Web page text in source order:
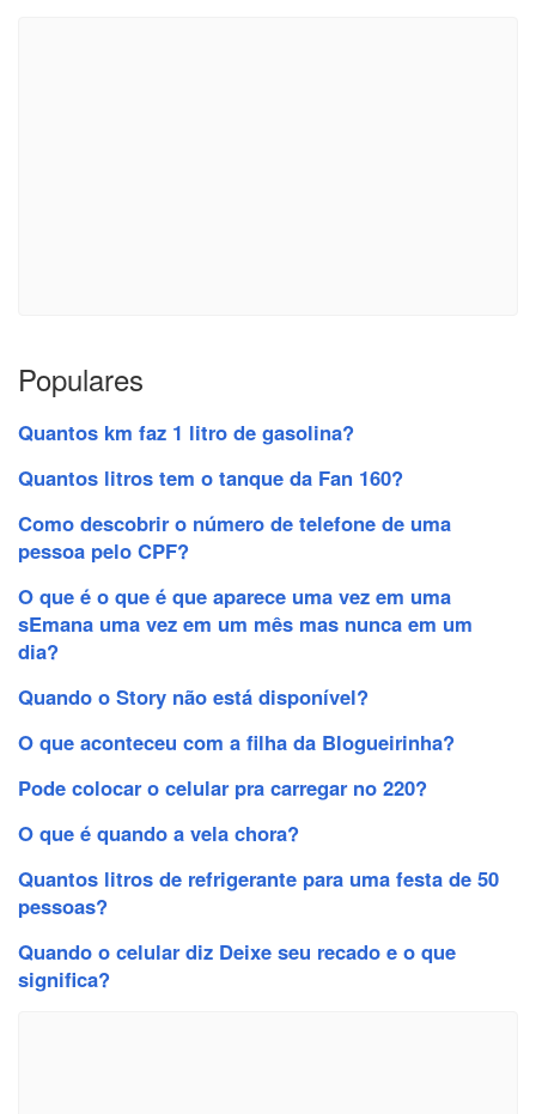
Populares
Quantos km faz 1 litro de gasolina?
Quantos litros tem o tanque da Fan 160?
Como descobrir o número de telefone de uma
pessoa pelo CPF?
O que é o que é que aparece uma vez em uma
sEmana uma vez em um mês mas nunca em um
dia?
Quando o Story não está disponível?
O que aconteceu com a filha da Blogueirinha?
Pode colocar o celular pra carregar no 220?
O que é quando a vela chora?
Quantos litros de refrigerante para uma festa de 50
pessoas?
Quando o celular diz Deixe seu recado e o que
significa?